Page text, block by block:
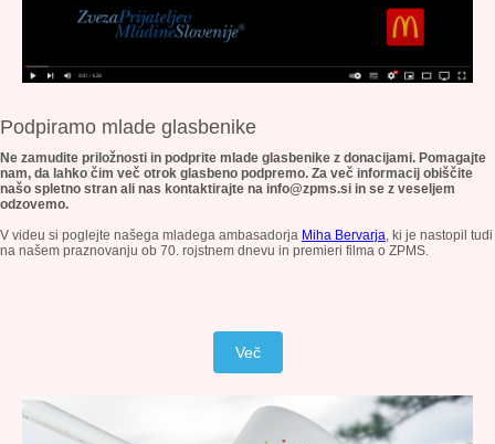
Podpiramo mlade glasbenike
Ne zamudite priložnosti in podprite mlade glasbenike z donacijami. Pomagajte
nam, da lahko čim več otrok glasbeno podpremo. Za več informacij obiščite
našo spletno stran ali nas kontaktirajte na info@zpms.si in se z veseljem
odzovemo.
V videu si poglejte našega mladega ambasadorja Miha Bervarja, ki je nastopil tudi
na našem praznovanju ob 70. rojstnem dnevu in premieri filma o ZPMS.
Več